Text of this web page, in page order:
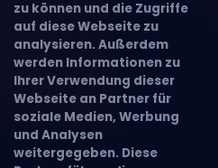
zu können und die Zugriffe
auf diese Webseite zu
analysieren. Außerdem
werden Informationen zu
Ihrer Verwendung dieser
Webseite an Partner für
soziale Medien, Werbung
und Analysen
weitergegeben. Diese